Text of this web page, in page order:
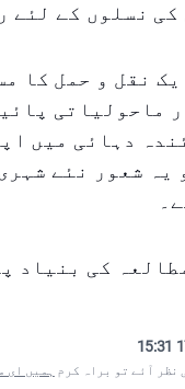
نسلوں کے لئے
نقل و حمل کا
ماحولیاتی
دہائی میں
یہ شعور نئے
کی بنیاد
نظر آئے تو براہ کرم ہمیں ای